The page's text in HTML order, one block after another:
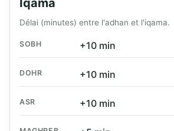
Iqama
Délai (minutes) entre l'adhan et l'iqama.
SOBH +10 min
DOHR +10 min
ASR +10 min